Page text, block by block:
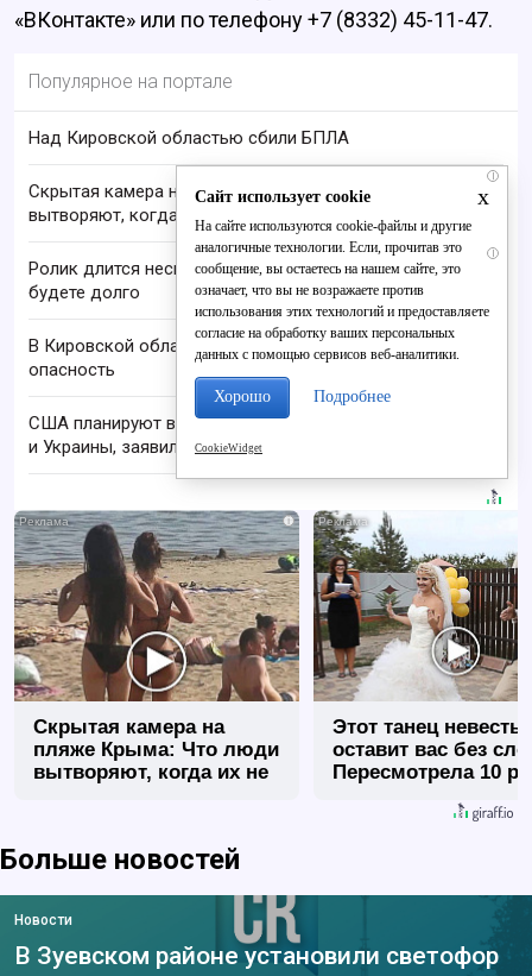
«ВКонтакте» или по телефону +7 (8332) 45-11-47.
Популярное на портале
Над Кировской областью сбили БПЛА
i
Скрытая камера на пляже Крыма: Что люди
вытворяют, когда их не видят...
i
Ролик длится несколько секунд, а смеяться вы
будете долго
В Кировской области отменили ракетную
опасность
США планируют возобновить переговоры России
и Украины, заявил Рубио
i
Скрытая камера на
пляже Крыма: Что люди
вытворяют, когда их не
Этот танец невесты
оставит вас без
Пересмотрела 10
Больше новостей
Новости
В Зуевском районе установили светофор
x
Сайт использует cookie
На сайте используются cookie-файлы и другие
аналогичные технологии. Если, прочитав это
сообщение, вы остаетесь на нашем сайте, это
означает, что вы не возражаете против
использования этих технологий и предоставляете
согласие на обработку ваших персональных
данных с помощью сервисов веб-аналитики.
Хорошо Подробнее
CookieWidget